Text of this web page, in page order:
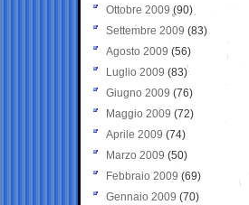
Ottobre 2009 (90)
Settembre 2009 (83)
Agosto 2009 (56)
Luglio 2009 (83)
Giugno 2009 (76)
Maggio 2009 (72)
Aprile 2009 (74)
Marzo 2009 (50)
Febbraio 2009 (69)
Gennaio 2009 (70)